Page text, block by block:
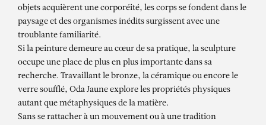
ODA JAUNE
Cache-cache
objets acquièrent une corporéité, les corps se fondent dans le
paysage et des organismes inédits surgissent avec une
troublante familiarité.
Si la peinture demeure au cœur de sa pratique, la sculpture
occupe une place de plus en plus importante dans sa
recherche. Travaillant le bronze, la céramique ou encore le
verre soufflé, Oda Jaune explore les propriétés physiques
autant que métaphysiques de la matière.
Sans se rattacher à un mouvement ou à une tradition